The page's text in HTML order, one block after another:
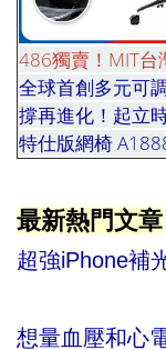
486獨賣！MIT台
全球首創多元可
撐再進化！起立
特仕版網椅
最新熱門文章
超強iPhone補
想量血壓和心